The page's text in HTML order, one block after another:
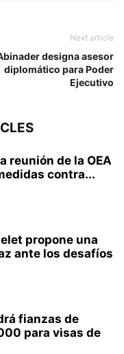
Next article
designa asesor
diplomático para Poder
Ejecutivo
reunión de la OEA
contra...
propone una
ante los desafíos
fianzas de
para visas de